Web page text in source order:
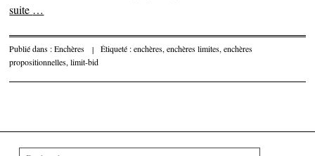
suite …
Publié dans :Enchères | Étiqueté :enchères,enchères limites,enchères
propositionnelles,limit-bid